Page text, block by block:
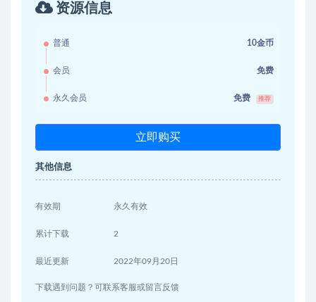
资源信息
普通 10金币
会员 免费
永久会员 免费 推荐
立即购买
其他信息
有效期 永久有效
累计下载 2
最近更新 2022年09月20日
下载遇到问题？可联系客服或留言反馈